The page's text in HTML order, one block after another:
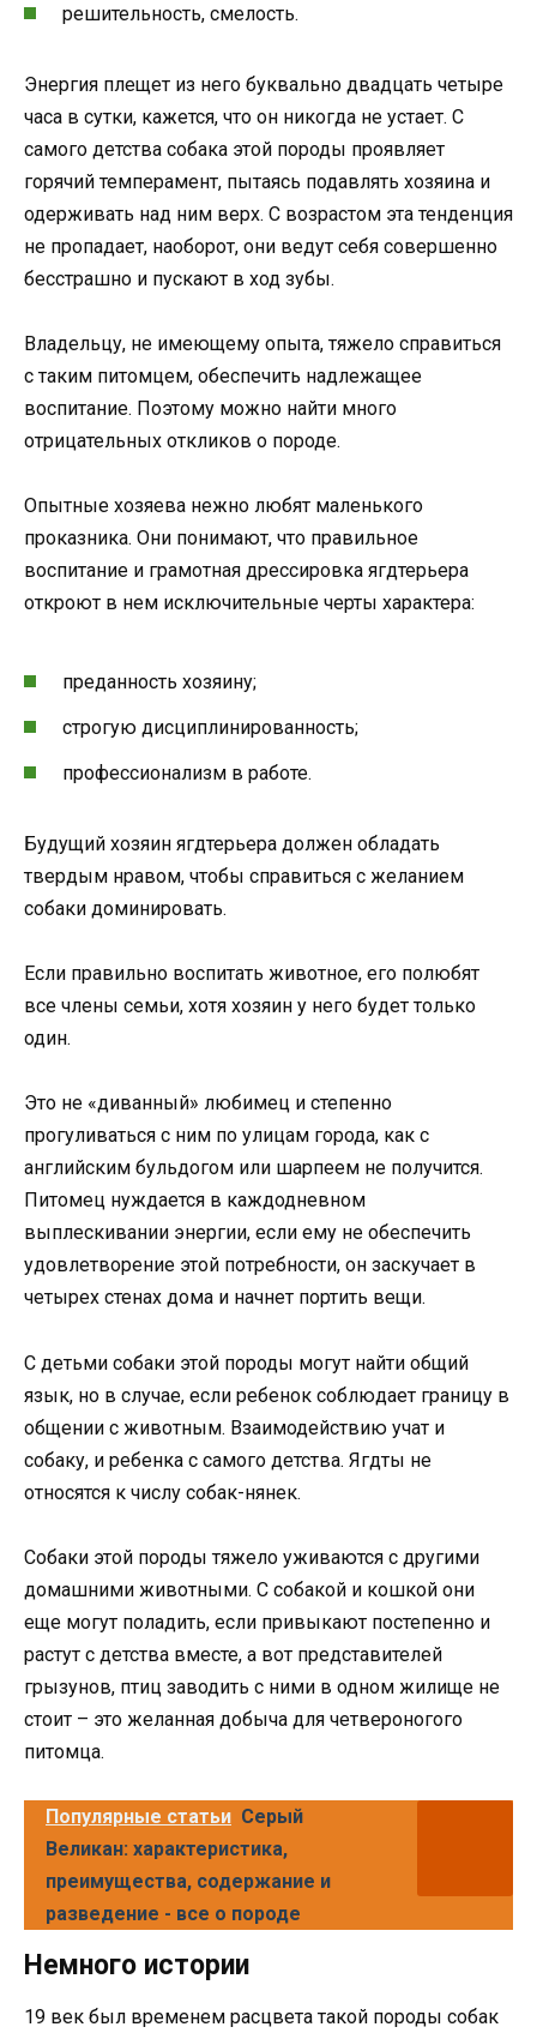
решительность, смелость.
Энергия плещет из него буквально двадцать четыре
часа в сутки, кажется, что он никогда не устает. С
самого детства собака этой породы проявляет
горячий темперамент, пытаясь подавлять хозяина и
одерживать над ним верх. С возрастом эта тенденция
не пропадает, наоборот, они ведут себя совершенно
бесстрашно и пускают в ход зубы.
Владельцу, не имеющему опыта, тяжело справиться
с таким питомцем, обеспечить надлежащее
воспитание. Поэтому можно найти много
отрицательных откликов о породе.
Опытные хозяева нежно любят маленького
проказника. Они понимают, что правильное
воспитание и грамотная дрессировка ягдтерьера
откроют в нем исключительные черты характера:
преданность хозяину;
строгую дисциплинированность;
профессионализм в работе.
Будущий хозяин ягдтерьера должен обладать
твердым нравом, чтобы справиться с желанием
собаки доминировать.
Если правильно воспитать животное, его полюбят
все члены семьи, хотя хозяин у него будет только
один.
Это не «диванный» любимец и степенно
прогуливаться с ним по улицам города, как с
английским бульдогом или шарпеем не получится.
Питомец нуждается в каждодневном
выплескивании энергии, если ему не обеспечить
удовлетворение этой потребности, он заскучает в
четырех стенах дома и начнет портить вещи.
С детьми собаки этой породы могут найти общий
язык, но в случае, если ребенок соблюдает границу в
общении с животным. Взаимодействию учат и
собаку, и ребенка с самого детства. Ягдты не
относятся к числу собак-нянек.
Собаки этой породы тяжело уживаются с другими
домашними животными. С собакой и кошкой они
еще могут поладить, если привыкают постепенно и
растут с детства вместе, а вот представителей
грызунов, птиц заводить с ними в одном жилище не
стоит – это желанная добыча для четвероногого
питомца.
Популярные статьи Серый
Великан: характеристика,
преимущества, содержание и
разведение - все о породе
Немного истории
19 век был временем расцвета такой породы собак